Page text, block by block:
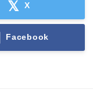
X
Facebook